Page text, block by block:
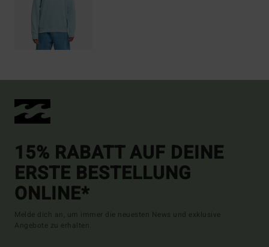
15% RABATT AUF DEINE
ERSTE BESTELLUNG
ONLINE*
Melde dich an, um immer die neuesten News und exklusive
Angebote zu erhalten.